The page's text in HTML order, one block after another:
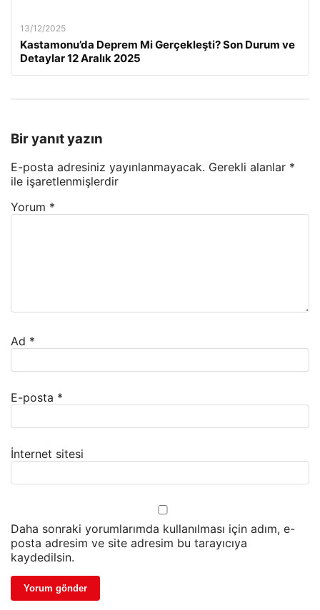
13/12/2025
Kastamonu’da Deprem Mi Gerçekleşti? Son Durum ve
Detaylar 12 Aralık 2025
Bir yanıt yazın
E-posta adresiniz yayınlanmayacak. Gerekli alanlar *
ile işaretlenmişlerdir
Yorum *
Ad *
E-posta *
İnternet sitesi
Daha sonraki yorumlarımda kullanılması için adım, e-
posta adresim ve site adresim bu tarayıcıya
kaydedilsin.